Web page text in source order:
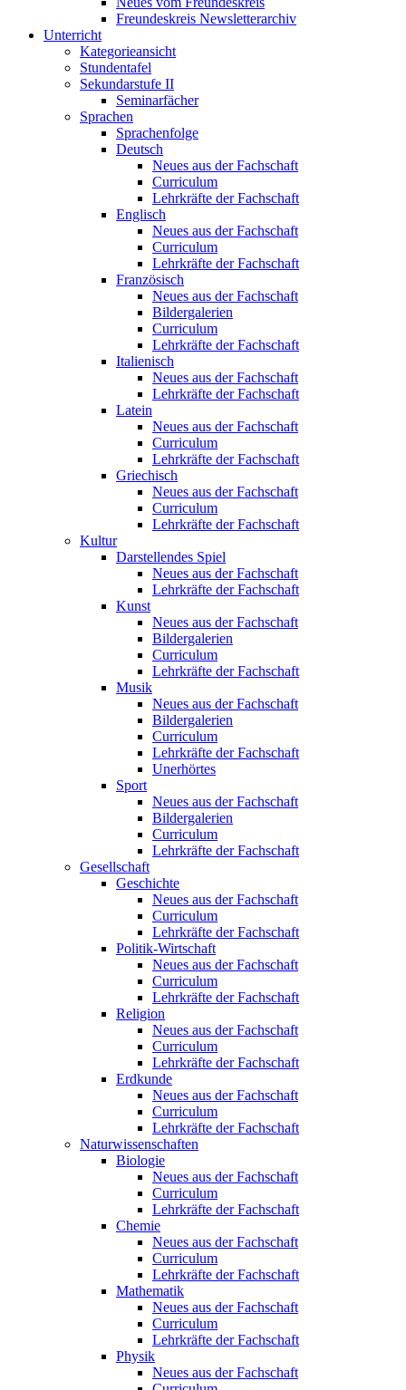
Freundeskreis Newsletterarchiv
Unterricht
Kategorieansicht
Stundentafel
Sekundarstufe II
Seminarfächer
Sprachen
Sprachenfolge
Deutsch
Neues aus der Fachschaft
Curriculum
Lehrkräfte der Fachschaft
Englisch
Neues aus der Fachschaft
Curriculum
Lehrkräfte der Fachschaft
Französisch
Neues aus der Fachschaft
Bildergalerien
Curriculum
Lehrkräfte der Fachschaft
Italienisch
Neues aus der Fachschaft
Lehrkräfte der Fachschaft
Latein
Neues aus der Fachschaft
Curriculum
Lehrkräfte der Fachschaft
Griechisch
Neues aus der Fachschaft
Curriculum
Lehrkräfte der Fachschaft
Kultur
Darstellendes Spiel
Neues aus der Fachschaft
Lehrkräfte der Fachschaft
Kunst
Neues aus der Fachschaft
Bildergalerien
Curriculum
Lehrkräfte der Fachschaft
Musik
Neues aus der Fachschaft
Bildergalerien
Curriculum
Lehrkräfte der Fachschaft
Unerhörtes
Sport
Neues aus der Fachschaft
Bildergalerien
Curriculum
Lehrkräfte der Fachschaft
Gesellschaft
Geschichte
Neues aus der Fachschaft
Curriculum
Lehrkräfte der Fachschaft
Politik-Wirtschaft
Neues aus der Fachschaft
Curriculum
Lehrkräfte der Fachschaft
Religion
Neues aus der Fachschaft
Curriculum
Lehrkräfte der Fachschaft
Erdkunde
Neues aus der Fachschaft
Curriculum
Lehrkräfte der Fachschaft
Naturwissenschaften
Biologie
Neues aus der Fachschaft
Curriculum
Lehrkräfte der Fachschaft
Chemie
Neues aus der Fachschaft
Curriculum
Lehrkräfte der Fachschaft
Mathematik
Neues aus der Fachschaft
Curriculum
Lehrkräfte der Fachschaft
Physik
Neues aus der Fachschaft